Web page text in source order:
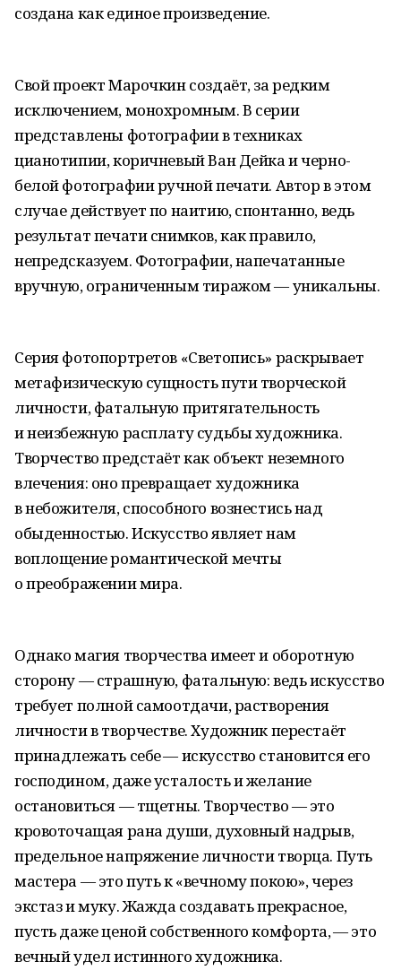
создана как единое произведение.
Свой проект Марочкин создаёт, за редким
исключением, монохромным. В серии
представлены фотографии в техниках
цианотипии, коричневый Ван Дейка и черно-
белой фотографии ручной печати. Автор в этом
случае действует по наитию, спонтанно, ведь
результат печати снимков, как правило,
непредсказуем. Фотографии, напечатанные
вручную, ограниченным тиражом — уникальны.
Серия фотопортретов «Светопись» раскрывает
метафизическую сущность пути творческой
личности, фатальную притягательность
и неизбежную расплату судьбы художника.
Творчество предстаёт как объект неземного
влечения: оно превращает художника
в небожителя, способного вознестись над
обыденностью. Искусство являет нам
воплощение романтической мечты
о преображении мира.
Однако магия творчества имеет и оборотную
сторону — страшную, фатальную: ведь искусство
требует полной самоотдачи, растворения
личности в творчестве. Художник перестаёт
принадлежать себе — искусство становится его
господином, даже усталость и желание
остановиться — тщетны. Творчество — это
кровоточащая рана души, духовный надрыв,
предельное напряжение личности творца. Путь
мастера — это путь к «вечному покою», через
экстаз и муку. Жажда создавать прекрасное,
пусть даже ценой собственного комфорта, — это
вечный удел истинного художника.